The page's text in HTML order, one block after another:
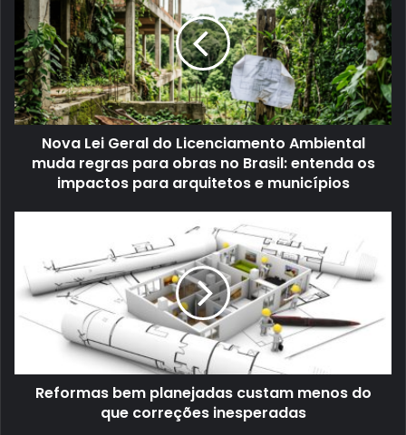
Nova Lei Geral do Licenciamento Ambiental
muda regras para obras no Brasil: entenda os
impactos para arquitetos e municípios
Reformas bem planejadas custam menos do
que correções inesperadas